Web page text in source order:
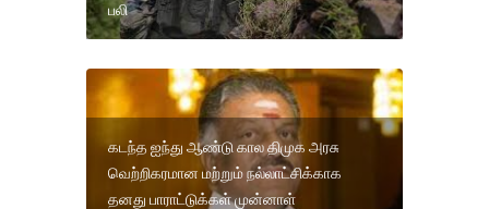
பலி
கடந்த ஐந்து ஆண்டு கால திமுக அரசு
வெற்றிகரமான மற்றும் நல்லாட்சிக்காக
தனது பாராட்டுக்கள் முன்னாள்